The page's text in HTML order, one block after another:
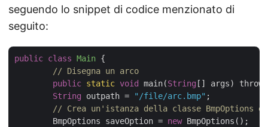
seguendo lo snippet di codice menzionato di
seguito:
public class Main {
// Disegna un arco
public static void main(String [] args)
String outpath = "/file/arc.bmp" ;
// Crea un'istanza della classe
        BmpOptions saveOption =
new BmpOptions();